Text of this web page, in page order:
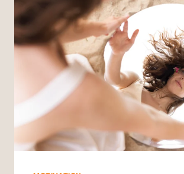
POUR
OPTIMISER
VOS
PERFORMANCES
SPORTIVES